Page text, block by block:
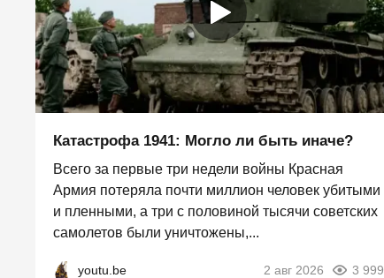
Катастрофа 1941: Могло ли быть иначе?
Всего за первые три недели войны Красная
Армия потеряла почти миллион человек убитыми
и пленными, а три с половиной тысячи советских
самолетов были уничтожены,...
youtu.be 2 авг 2026 3 999